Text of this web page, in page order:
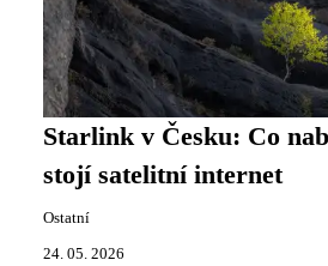
Starlink v Česku: Co
stojí satelitní internet
Ostatní
24. 05. 2026